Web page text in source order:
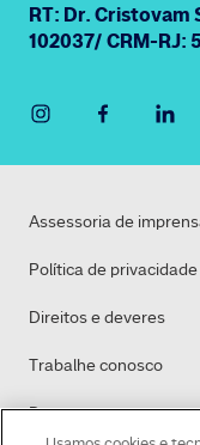
RT: Dr. Cristovam
102037/ CRM-RJ:
Assessoria de
Política de privacidade
Direitos e deveres
Trabalhe conosco
Dasa